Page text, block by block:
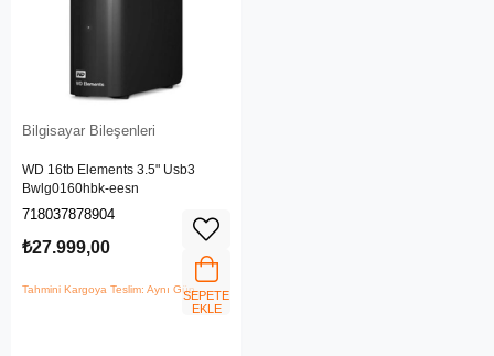
Bilgisayar Bileşenleri
WD 16tb Elements 3.5" Usb3
Bwlg0160hbk-eesn
718037878904
₺27.999,00
Tahmini Kargoya Teslim: Aynı GünSEPETE
EKLE